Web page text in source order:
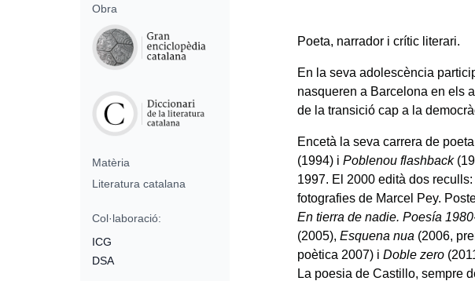
Poeta, narrador i crític literari.
En la seva adolescència
nasqueren a Barcelona en els
de la transició cap a la
Encetà la seva carrera de
(1994) iPoblenou flashback
1997. El 2000 edità dos
fotografies de Marcel Pey.
En tierra de nadie. Poesía
(2005),Esquena nua (2006,
poètica 2007) iDoble zero
La poesia de Castillo, sempre
Obra
Matèria
Literatura catalana
Col·laboració:
ICG
DSA